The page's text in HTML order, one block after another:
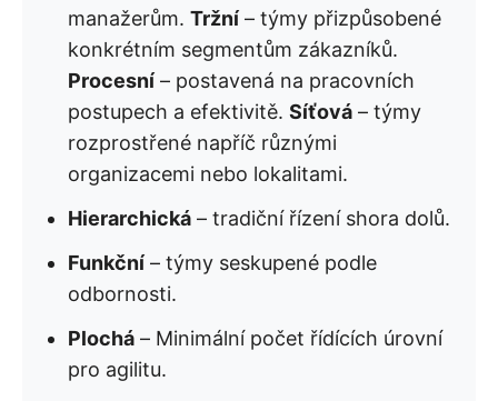
manažerům. Tržní – týmy přizpůsobené
konkrétním segmentům zákazníků.
Procesní – postavená na pracovních
postupech a efektivitě. Síťová – týmy
rozprostřené napříč různými
organizacemi nebo lokalitami.
Hierarchická – tradiční řízení shora dolů.
Funkční – týmy seskupené podle
odbornosti.
Plochá – Minimální počet řídících úrovní
pro agilitu.